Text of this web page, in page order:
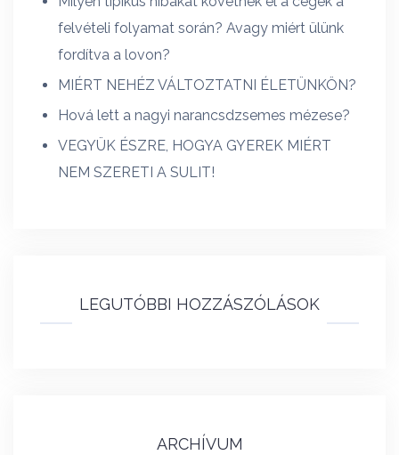
felvételi folyamat során? Avagy miért ülünk
fordítva a lovon?
MIÉRT NEHÉZ VÁLTOZTATNI ÉLETÜNKÖN?
Hová lett a nagyi narancsdzsemes mézese?
VEGYÜK ÉSZRE, HOGYA GYEREK MIÉRT
NEM SZERETI A SULIT!
LEGUTÓBBI HOZZÁSZÓLÁSOK
ARCHÍVUM